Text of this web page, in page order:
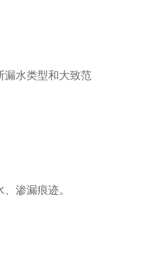
漏水类型和大致范
渗漏痕迹。​